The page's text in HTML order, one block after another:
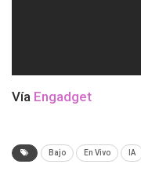
Vía Engadget
Bajo En Vivo IA